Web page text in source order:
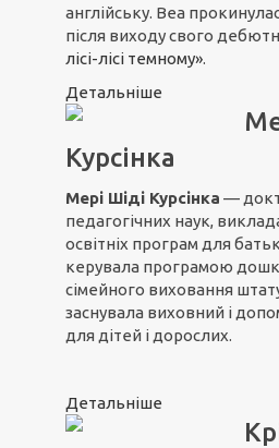
англійську. Веа
після виходу свого
лісі-лісі темному».
Детальніше
Курсінка
Мері Шіді Курсінка —
педагогічних наук,
освітніх програм для
керувала програмою
сімейного виховання
заснувала виховний і
для дітей і дорослих.
Детальніше